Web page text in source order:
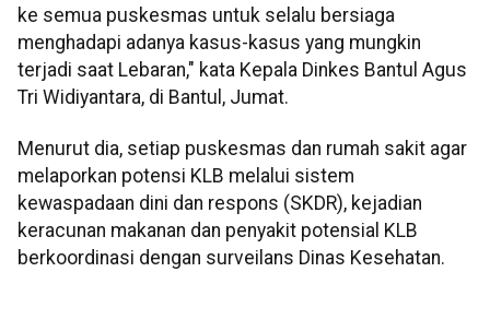
ke semua puskesmas untuk selalu bersiaga
menghadapi adanya kasus-kasus yang mungkin
terjadi saat Lebaran," kata Kepala Dinkes Bantul Agus
Tri Widiyantara, di Bantul, Jumat.
Menurut dia, setiap puskesmas dan rumah sakit agar
melaporkan potensi KLB melalui sistem
kewaspadaan dini dan respons (SKDR), kejadian
keracunan makanan dan penyakit potensial KLB
berkoordinasi dengan surveilans Dinas Kesehatan.